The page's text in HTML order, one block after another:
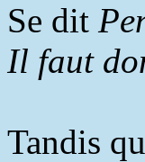
Se dit
Il faut
Tandis